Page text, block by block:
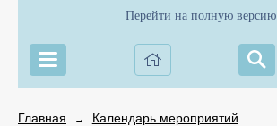
Перейти на полную версию
Главная → Календарь мероприятий